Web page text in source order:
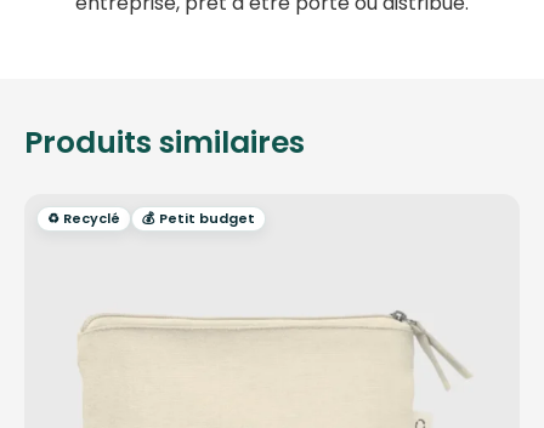
Produits similaires
♻️ Recyclé 💰 Petit budget